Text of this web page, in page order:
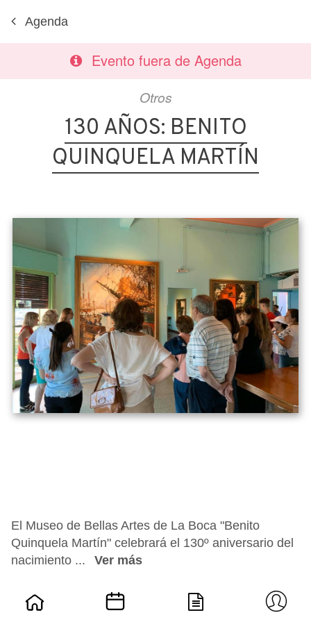
Agenda
Evento fuera de Agenda
Otros
130 AÑOS: BENITO
QUINQUELA MARTÍN
El Museo de Bellas Artes de La Boca "Benito
Quinquela Martín" celebrará el 130º aniversario del
nacimiento ...
Ver más